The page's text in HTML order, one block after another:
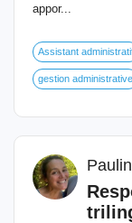
appor...
Assistant
gestion administrative